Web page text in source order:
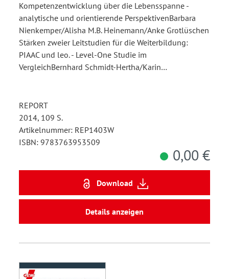
Kompetenzentwicklung über die Lebensspanne -
analytische und orientierende PerspektivenBarbara
Nienkemper/Alisha M.B. Heinemann/Anke Grotlüschen
Stärken zweier Leitstudien für die Weiterbildung:
PIAAC und leo. - Level-One Studie im
VergleichBernhard Schmidt-Hertha/Karin…
REPORT
2014, 109 S.
Artikelnummer: REP1403W
ISBN: 9783763953509
0,00 €
Download
Details anzeigen